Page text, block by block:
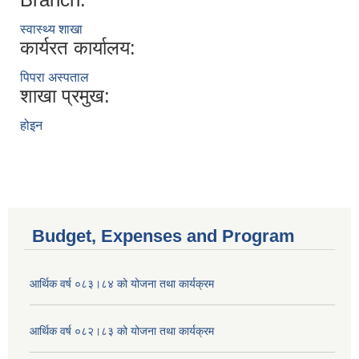
स्वास्थ्य शाखा
कार्यरत कार्यालय:
पिपरा अस्पताल
शाखा प्रमुख:
होइन
Budget, Expenses and Program
आर्थिक वर्ष ०८३।८४ को योजना तथा कार्यक्रम
आर्थिक वर्ष ०८२।८३ को योजना तथा कार्यक्रम